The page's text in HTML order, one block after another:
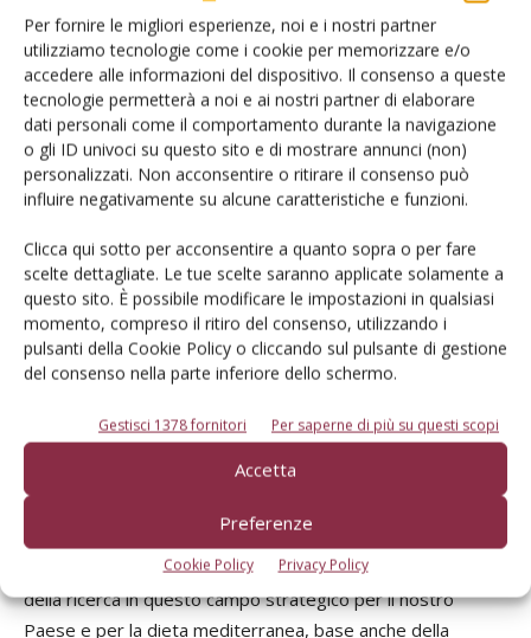
Per fornire le migliori esperienze, noi e i nostri partner
utilizziamo tecnologie come i cookie per memorizzare e/o
accedere alle informazioni del dispositivo. Il consenso a queste
tecnologie permetterà a noi e ai nostri partner di elaborare
dati personali come il comportamento durante la navigazione
o gli ID univoci su questo sito e di mostrare annunci (non)
personalizzati. Non acconsentire o ritirare il consenso può
influire negativamente su alcune caratteristiche e funzioni.
Clicca qui sotto per acconsentire a quanto sopra o per fare
scelte dettagliate. Le tue scelte saranno applicate solamente a
questo sito. È possibile modificare le impostazioni in qualsiasi
momento, compreso il ritiro del consenso, utilizzando i
pulsanti della Cookie Policy o cliccando sul pulsante di gestione
del consenso nella parte inferiore dello schermo.
Gestisci 1378 fornitori Per saperne di più su questi scopi
Accetta
Preferenze
Cookie Policy Privacy Policy
Comune di Bologna. Poi, se il Parco funzionerà prenderemo
gli stessi dividendi che guadagneranno i finanziatori privati.
Lo dico perché questo non è stato comunicato abbastanza.
È un progetto pubblico-privato, dove il pubblico ha messo il
valore di un “asset” che aveva già.
La Rivista di Frutticoltura non può dimenticare che il fine
approfondimenti della filiera produttiva ortofrutticola,
fino alla distribuzione e ai mercati finali, tanto del
prodotto fresco che trasformato. Come pensa che il parco
potrà raggiungere questo obbiettivo, mostrando
attraverso di sé la continua evoluzione della genetica, del
vivaismo, delle varietà, delle tecniche colturali, di difesa e
post-raccolta delle varie frutta e ortaggi, così come il resto
Invito tutti i lettori della Rivista a visitare il parco, aperto
dal 15 novembre, dove l’ortofrutticoltura italiana sarà ben
rappresentata, anche guardando al futuro e all’evoluzione
della ricerca in questo campo strategico per il nostro
Paese e per la dieta mediterranea, base anche della